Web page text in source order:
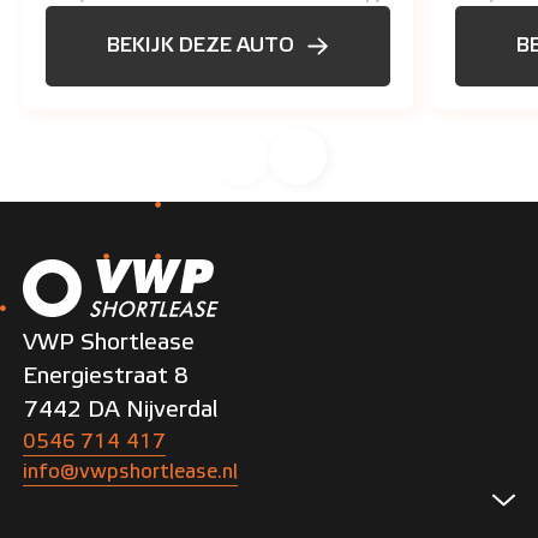
BEKIJK DEZE AUTO
VWP Shortlease
Energiestraat 8
7442 DA Nijverdal
0546 714 417
info@vwpshortlease.nl